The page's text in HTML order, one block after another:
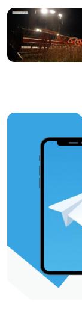
https://t.me/